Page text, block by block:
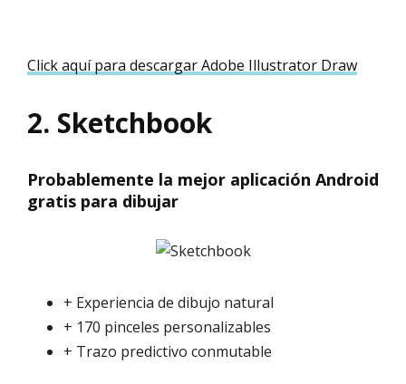
Click aquí para descargar Adobe Illustrator Draw
2. Sketchbook
Probablemente la mejor aplicación Android
gratis para dibujar
+ Experiencia de dibujo natural
+ 170 pinceles personalizables
+ Trazo predictivo conmutable